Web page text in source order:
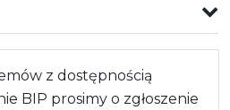
z dostępnością
BIP prosimy o zgłoszenie